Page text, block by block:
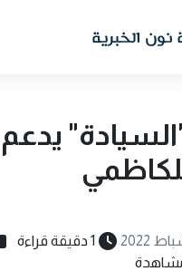
يدعم
للكاظمي
1 دقيقة قراءة